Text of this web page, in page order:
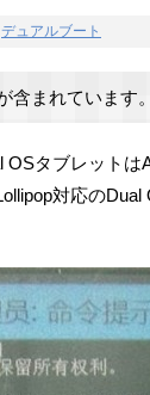
デュアルブート
まれています。
タブレットは
対応の